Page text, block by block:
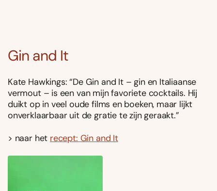
Gin and It
Kate Hawkings: “De Gin and It – gin en Italiaanse
vermout – is een van mijn favoriete cocktails. Hij
duikt op in veel oude films en boeken, maar lijkt
onverklaarbaar uit de gratie te zijn geraakt.”
> naar het recept: Gin and It